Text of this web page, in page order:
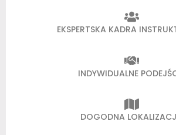
EKSPERTSKA KADRA
INDYWIDUALNE
DOGODNA